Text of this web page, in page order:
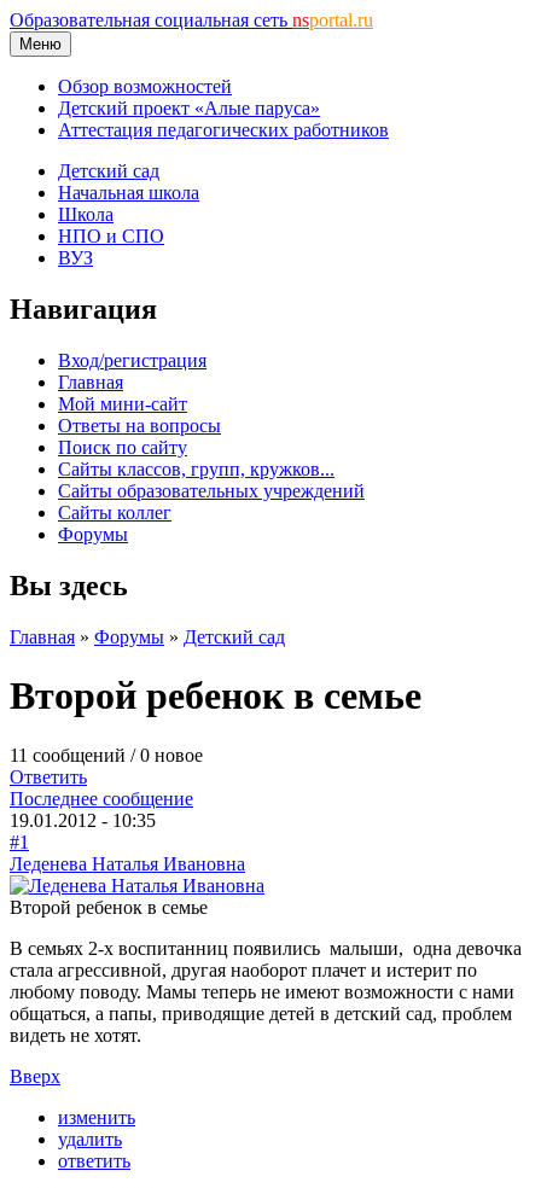
Образовательная социальная сеть nsportal.ru
Меню
Обзор возможностей
Детский проект «Алые паруса»
Аттестация педагогических работников
Детский сад
Начальная школа
Школа
НПО и СПО
ВУЗ
Навигация
Вход/регистрация
Главная
Мой мини-сайт
Ответы на вопросы
Поиск по сайту
Сайты классов, групп, кружков...
Сайты образовательных учреждений
Сайты коллег
Форумы
Вы здесь
Главная » Форумы » Детский сад
Второй ребенок в семье
11 сообщений / 0 новое
Ответить
Последнее сообщение
19.01.2012 - 10:35
#1
Леденева Наталья Ивановна
Второй ребенок в семье
В семьях 2-х воспитанниц появились малыши, одна девочка
стала агрессивной, другая наоборот плачет и истерит по
любому поводу. Мамы теперь не имеют возможности с нами
общаться, а папы, приводящие детей в детский сад, проблем
видеть не хотят.
Вверх
изменить
удалить
ответить